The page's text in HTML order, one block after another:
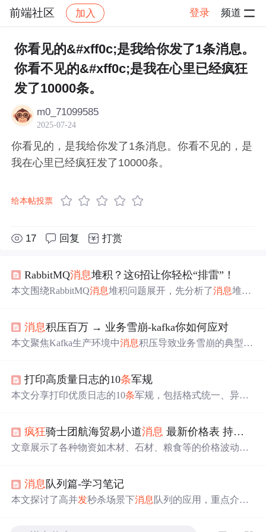
前端社区 加入 登录 频道
社区 前端社区 感慨 帖子详情
你看见的&#xff0c;是我给你发了1条消息。
你看不见的&#xff0c;是我在心里已经疯狂
发了10000条。
m0_71099585
2025-07-24
你看见的，是我给你发了1条消息。你看不见的，是
我在心里已经疯狂发了10000条。
给本帖投票
17 回复 打赏
RabbitMQ消息堆积？这6招让你轻松“排雷”！
本文围绕RabbitMQ消息堆积问题展开，先分析了消息堆积
限制队列长度、使用死信队列、监控告警和搭建高可用架
构等，还给出了不同业务场景的方案选择建议。
消息积压百万 → 业务雪崩-kafka你如何应对
本文聚焦Kafka生产环境中消息积压导致业务雪崩的典型问
Q）隔离、消费者临时扩容及上游限流，并强调分区数匹
配、rebalance风险规避等关键技术要点。同时提出预防体
打印高质量日志的10条军规
本文分享打印优质日志的10条军规，包括格式统一、异常
军规都给出反例和正解，还介绍了相关配置方法和风险规
避策略，助力快速定位问题。
疯狂骑士团航海贸易小道消息 最新价格表 持续更新物资
文章展示了各种物资如木材、石材、粮食等的价格波动，
资源管理和适应环境变化的重要性。
消息 队列篇-学习笔记
本文探讨了高并发秒杀场景下消息 队列的应用，重点介绍